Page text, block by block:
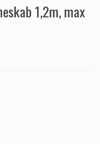
1,2m, max